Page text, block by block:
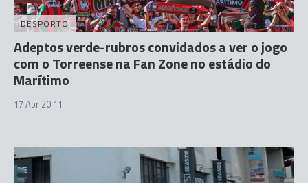
DESPORTO
Adeptos verde-rubros convidados a ver o jogo
com o Torreense na Fan Zone no estádio do
Marítimo
17 Abr 20:11